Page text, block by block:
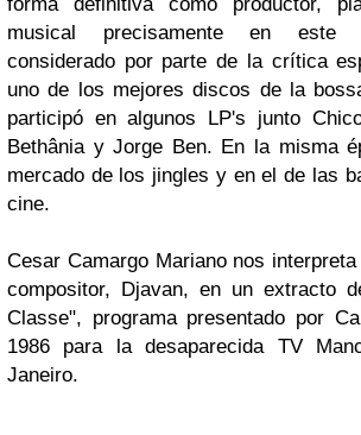
musical precisamente en este
considerado por parte de la crítica
uno de los mejores discos de la
participó en algunos LP's junto
Bethânia yJorge Ben. En la misma
mercado de los jingles y en el de las
cine.
Cesar Camargo Mariano nos
compositor, Djavan, en un extracto
Classe", programa presentado por
1986 para la desaparecida TV
Janeiro.